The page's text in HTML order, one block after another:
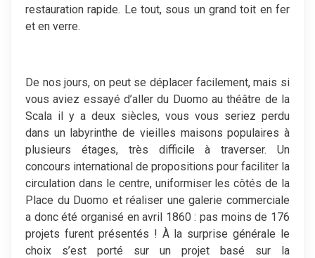
restauration rapide. Le tout, sous un grand toit en fer
et en verre.
De nos jours, on peut se déplacer facilement, mais si
vous aviez essayé d’aller du Duomo au théâtre de la
Scala il y a deux siècles, vous vous seriez perdu
dans un labyrinthe de vieilles maisons populaires à
plusieurs étages, très difficile à traverser. Un
concours international de propositions pour faciliter la
circulation dans le centre, uniformiser les côtés de la
Place du Duomo et réaliser une galerie commerciale
a donc été organisé en avril 1860 : pas moins de 176
projets furent présentés ! À la surprise générale le
choix s’est porté sur un projet basé sur la